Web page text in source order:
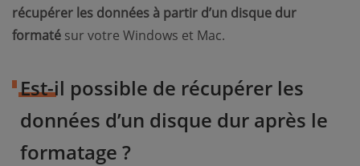
récupérer les données à partir d’un disque dur
formaté sur votre Windows et Mac.
Est-il possible de récupérer les
données d’un disque dur après le
formatage ?